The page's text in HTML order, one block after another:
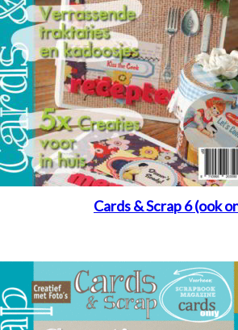
Cards & Scrap 6 (ook